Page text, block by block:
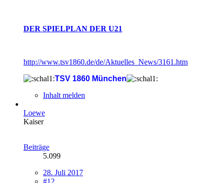
DER SPIELPLAN DER U21
http://www.tsv1860.de/de/Aktuelles_News/3161.htm
TSV 1860 München
Inhalt melden
Loewe
Kaiser
Beiträge
5.099
28. Juli 2017
#12